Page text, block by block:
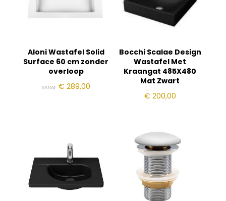
Aloni Wastafel Solid
Surface 60 cm zonder
overloop
VANAF € 289,00
Bocchi Scalae Design
Wastafel Met
Kraangat 485X480
Mat Zwart
€ 200,00